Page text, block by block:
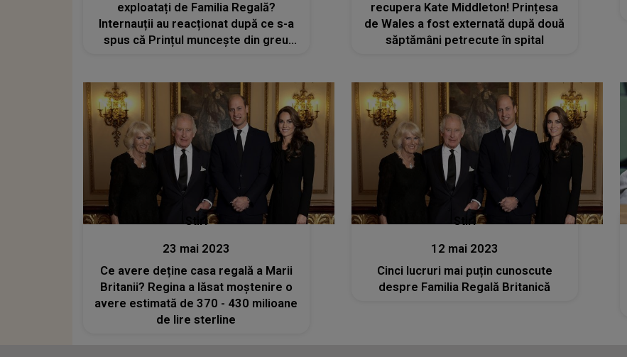
exploatați de Familia Regală?
Internauții au reacționat după ce s-a
spus că Prințul muncește din greu
recupera Kate Middleton! Prințesa
de Wales a fost externată după două
săptămâni petrecute în spital
23 mai 2023
Ce avere deține casa regală a Marii
Britanii? Regina a lăsat moștenire o
avere estimată de 370 - 430 milioane
de lire sterline
12 mai 2023
Cinci lucruri mai puțin cunoscute
despre Familia Regală Britanică